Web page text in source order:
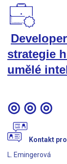
strategie
umělé
◎ ◎ ◎
Kontakt
L. Emingerová